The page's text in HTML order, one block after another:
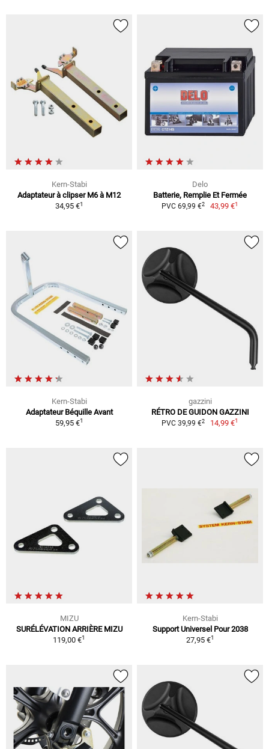
Kern-Stabi
Adaptateur à clipser M6 à M12
34,95 €1
Delo
Batterie, Remplie Et Fermée
PVC 69,99 €2 43,99 €1
Kern-Stabi
Adaptateur Béquille Avant
59,95 €1
gazzini
RÉTRO DE GUIDON GAZZINI
PVC 39,99 €2 14,99 €1
MIZU
SURÉLÉVATION ARRIÈRE MIZU
119,00 €1
Kern-Stabi
Support Universel Pour 2038
27,95 €1